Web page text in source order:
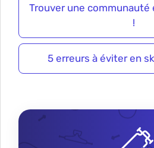
Trouver une communauté
!
5 erreurs à éviter en